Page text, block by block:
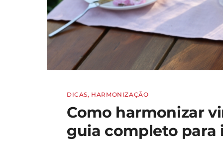
DICAS, HARMONIZAÇÃO
Como harmonizar
guia completo para